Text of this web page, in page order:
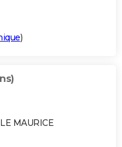
)
MAURICE